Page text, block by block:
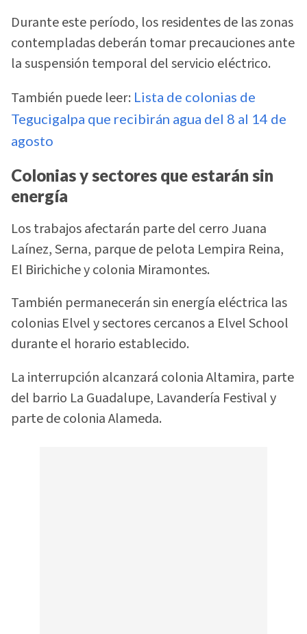
Durante este período, los residentes de las zonas
contempladas deberán tomar precauciones ante
la suspensión temporal del servicio eléctrico.
También puede leer: Lista de colonias de
Tegucigalpa que recibirán agua del 8 al 14 de
agosto
Colonias y sectores que estarán sin
energía
Los trabajos afectarán parte del cerro Juana
Laínez, Serna, parque de pelota Lempira Reina,
El Birichiche y colonia Miramontes.
También permanecerán sin energía eléctrica las
colonias Elvel y sectores cercanos a Elvel School
durante el horario establecido.
La interrupción alcanzará colonia Altamira, parte
del barrio La Guadalupe, Lavandería Festival y
parte de colonia Alameda.